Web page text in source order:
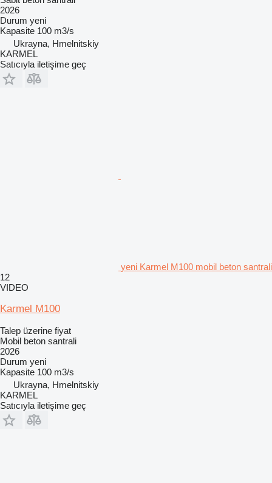
2026
Durum yeni
Kapasite 100 m3/s
Ukrayna, Hmelnitskiy
KARMEL
Satıcıyla iletişime geç
yeni Karmel M100 mobil beton santrali
12
VIDEO
Karmel M100
Talep üzerine fiyat
Mobil beton santrali
2026
Durum yeni
Kapasite 100 m3/s
Ukrayna, Hmelnitskiy
KARMEL
Satıcıyla iletişime geç